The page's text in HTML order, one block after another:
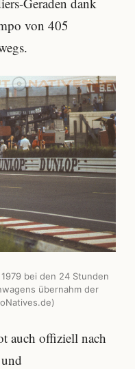
von 405
bei den 24 Stunden
übernahm der
auch offiziell nach